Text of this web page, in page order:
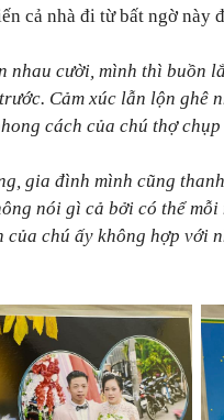
cả nhà đi từ bất ngờ này
nhau cười, mình thì buồn
Cảm xúc lẫn lộn ghê
cách của chú thợ
gia đình mình cũng
nói gì cả bởi có thể
của chú ấy không hợp với